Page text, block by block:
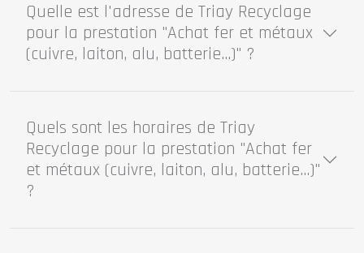
Quelle est l'adresse de Triay Recyclage
pour la prestation "Achat fer et métaux
(cuivre, laiton, alu, batterie...)" ?
Quels sont les horaires de Triay
Recyclage pour la prestation "Achat fer
et métaux (cuivre, laiton, alu, batterie...)"
?